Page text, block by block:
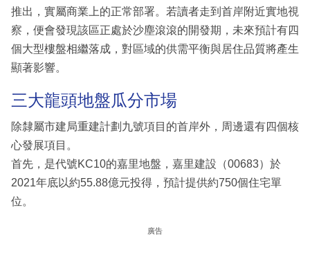
推出，實屬商業上的正常部署。若讀者走到首岸附近實地視
察，便會發現該區正處於沙塵滾滾的開發期，未來預計有四
個大型樓盤相繼落成，對區域的供需平衡與居住品質將產生
顯著影響。
三大龍頭地盤瓜分市場
除隸屬市建局重建計劃九號項目的首岸外，周邊還有四個核
心發展項目。
首先，是代號KC10的嘉里地盤，嘉里建設（00683）於
2021年底以約55.88億元投得，預計提供約750個住宅單
位。
廣告